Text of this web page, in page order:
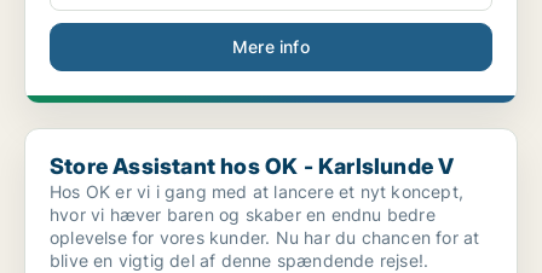
Mere info
Store Assistant hos OK - Karlslunde V
Store Assistant hos OK - Karlslunde V
Hos OK er vi i gang med at lancere et nyt koncept,
hvor vi hæver baren og skaber en endnu bedre
oplevelse for vores kunder. Nu har du chancen for at
blive en vigtig del af denne spændende rejse!.